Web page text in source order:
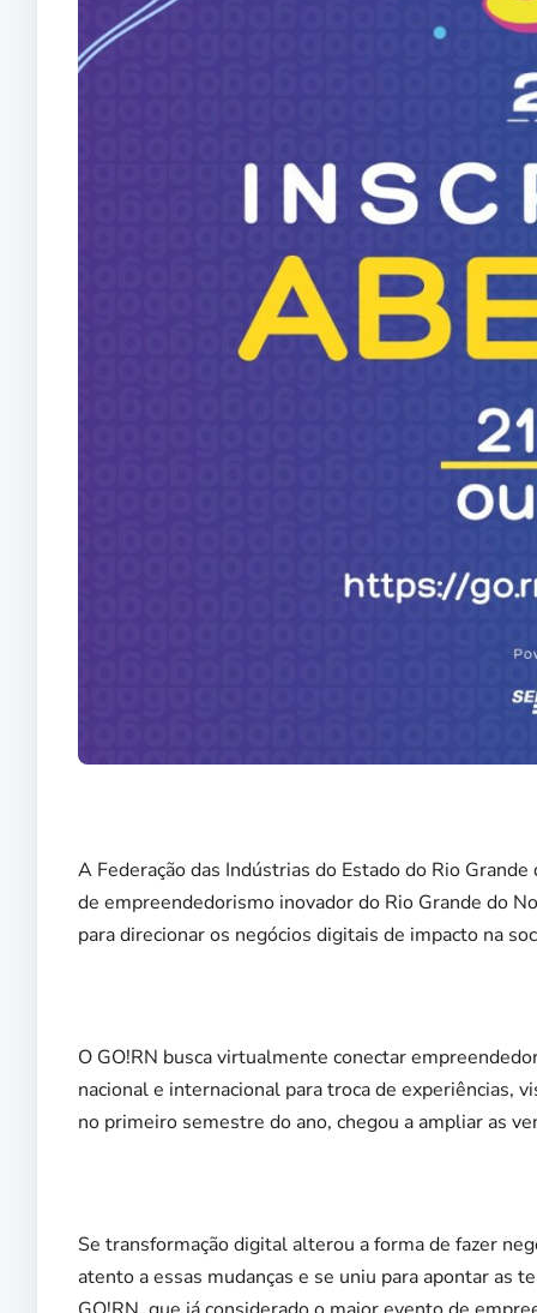
A Federação das Indústrias do Estado do Rio
de empreendedorismo inovador do Rio Grande do
para direcionar os negócios digitais de impacto na
O GO!RN busca virtualmente conectar
nacional e internacional para troca de experiências,
no primeiro semestre do ano, chegou a ampliar as
Se transformação digital alterou a forma de fazer
atento a essas mudanças e se uniu para apontar as